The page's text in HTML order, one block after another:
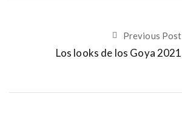
Previous Post
Los looks de los Goya 2021